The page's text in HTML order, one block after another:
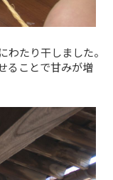
わたり干しました。
ることで甘みが増